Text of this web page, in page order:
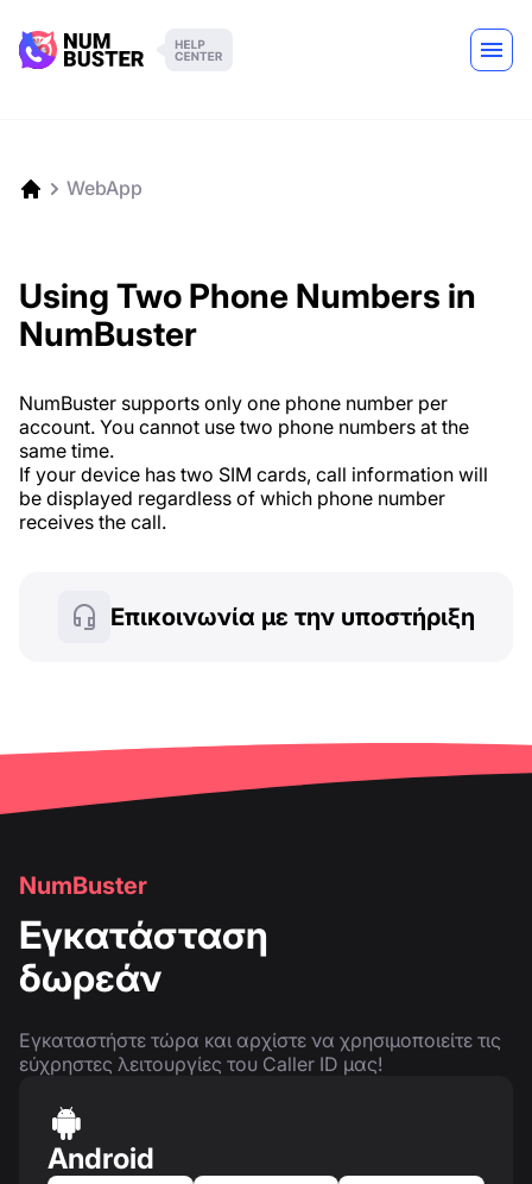
WebApp
Using Two Phone Numbers in
NumBuster
NumBuster supports only one phone number per
account. You cannot use two phone numbers at the
same time.
If your device has two SIM cards, call information will
be displayed regardless of which phone number
receives the call.
Επικοινωνία με την υποστήριξη
NumBuster
Εγκατάσταση
δωρεάν
Εγκαταστήστε τώρα και αρχίστε να χρησιμοποιείτε τις
εύχρηστες λειτουργίες του Caller ID μας!
Android